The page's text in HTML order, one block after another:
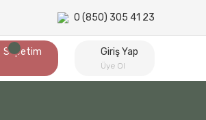
0 (850) 305 41 23
Sepetim Giriş Yap
Üye Ol